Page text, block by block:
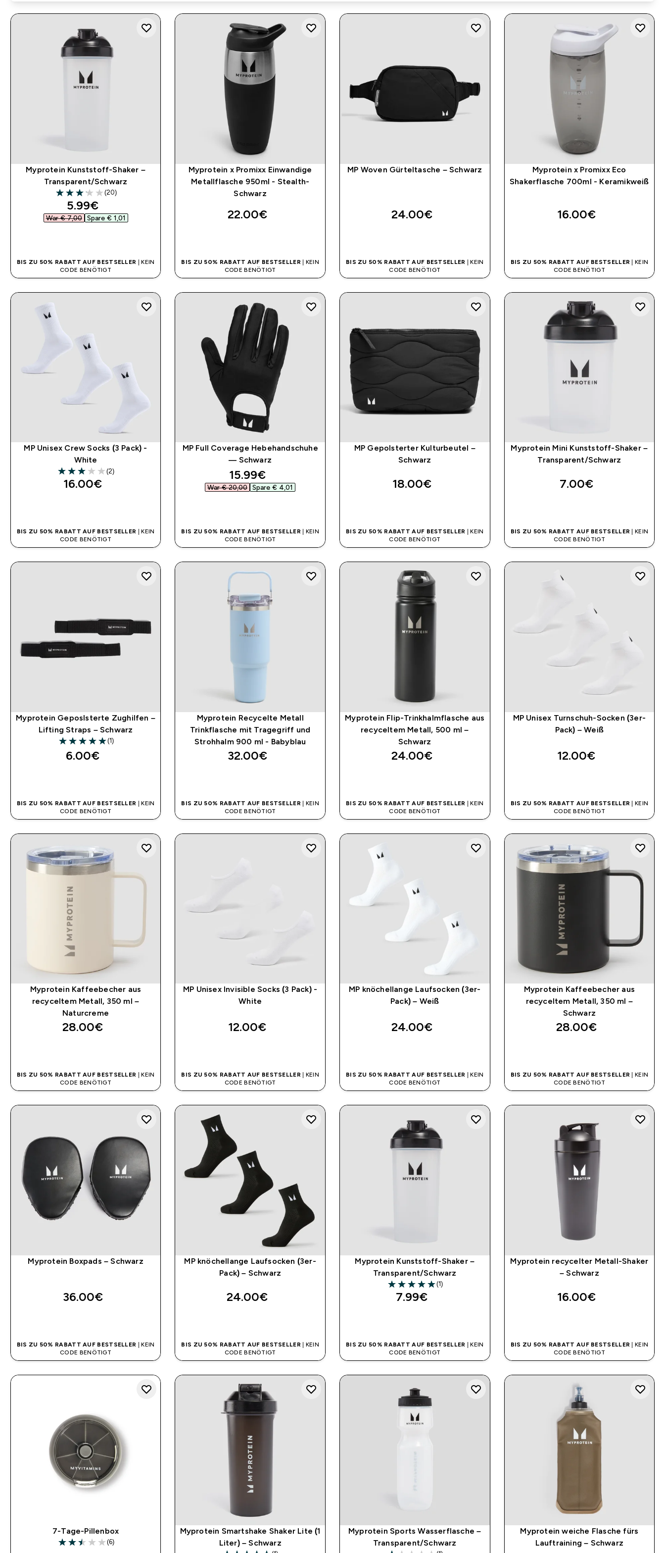
Myprotein Kunststoff-Shaker –
Transparent/Schwarz
3.1 out of 5 stars
(20)
discounted price
5.99€‎
War € 7,00‎ Spare € 1,01‎
BIS ZU 50% RABATT AUF BESTSELLER | KEIN
CODE BENÖTIGT
Myprotein x Promixx Einwandige
Metallflasche 950ml - Stealth-
Schwarz
22.00€‎
BIS ZU 50% RABATT AUF BESTSELLER | KEIN
CODE BENÖTIGT
MP Woven Gürteltasche – Schwarz
24.00€‎
BIS ZU 50% RABATT AUF BESTSELLER | KEIN
CODE BENÖTIGT
Myprotein x Promixx Eco
Shakerflasche 700ml - Keramikweiß
16.00€‎
BIS ZU 50% RABATT AUF BESTSELLER | KEIN
CODE BENÖTIGT
MP Unisex Crew Socks (3 Pack) -
White
3 out of 5 stars
(2)
16.00€‎
BIS ZU 50% RABATT AUF BESTSELLER | KEIN
CODE BENÖTIGT
MP Full Coverage Hebehandschuhe
— Schwarz
discounted price
15.99€‎
War € 20,00‎ Spare € 4,01‎
BIS ZU 50% RABATT AUF BESTSELLER | KEIN
CODE BENÖTIGT
MP Gepolsterter Kulturbeutel –
Schwarz
18.00€‎
BIS ZU 50% RABATT AUF BESTSELLER
| KEIN
CODE BENÖTIGT
Myprotein Mini Kunststoff-Shaker –
Transparent/Schwarz
7.00€‎
BIS ZU 50% RABATT AUF BESTSELLER | KEIN
CODE BENÖTIGT
Myprotein Geposlsterte Zughilfen –
Lifting Straps – Schwarz
5 out of 5 stars
(1)
6.00€‎
BIS ZU 50% RABATT AUF BESTSELLER | KEIN
CODE BENÖTIGT
Myprotein Recycelte Metall
Trinkflasche mit Tragegriff und
Strohhalm 900 ml - Babyblau
32.00€‎
BIS ZU 50% RABATT AUF BESTSELLER | KEIN
CODE BENÖTIGT
Myprotein Flip-Trinkhalmflasche aus
recyceltem Metall, 500 ml –
Schwarz
24.00€‎
BIS ZU 50% RABATT AUF BESTSELLER | KEIN
CODE BENÖTIGT
MP Unisex Turnschuh-Socken (3er-
Pack) – Weiß
12.00€‎
BIS ZU 50% RABATT AUF BESTSELLER | KEIN
CODE BENÖTIGT
Myprotein Kaffeebecher aus
recyceltem Metall, 350 ml –
Naturcreme
28.00€‎
BIS ZU 50% RABATT AUF BESTSELLER | KEIN
CODE BENÖTIGT
MP Unisex Invisible Socks (3 Pack) -
White
12.00€‎
BIS ZU 50% RABATT AUF BESTSELLER | KEIN
CODE BENÖTIGT
MP knöchellange Laufsocken (3er-
Pack) – Weiß
24.00€‎
BIS ZU 50% RABATT AUF BESTSELLER
| KEIN
CODE BENÖTIGT
Myprotein Kaffeebecher aus
recyceltem Metall, 350 ml –
Schwarz
28.00€‎
BIS ZU 50% RABATT AUF BESTSELLER | KEIN
CODE BENÖTIGT
Myprotein Boxpads – Schwarz
36.00€‎
BIS ZU 50% RABATT AUF BESTSELLER | KEIN
CODE BENÖTIGT
MP knöchellange Laufsocken (3er-
Pack) – Schwarz
24.00€‎
BIS ZU 50% RABATT AUF BESTSELLER | KEIN
CODE BENÖTIGT
Myprotein Kunststoff-Shaker –
Transparent/Schwarz
5 out of 5 stars
(1)
7.99€‎
BIS ZU 50% RABATT AUF BESTSELLER
| KEIN
CODE BENÖTIGT
Myprotein recycelter Metall-Shaker
– Schwarz
16.00€‎
BIS ZU 50% RABATT AUF BESTSELLER | KEIN
CODE BENÖTIGT
7-Tage-Pillenbox
2.5 out of 5 stars
(6)
Myprotein Smartshake Shaker Lite (1
Liter) – Schwarz
Myprotein Sports Wasserflasche –
Transparent/Schwarz
Myprotein weiche Flasche fürs
Lauftraining – Schwarz